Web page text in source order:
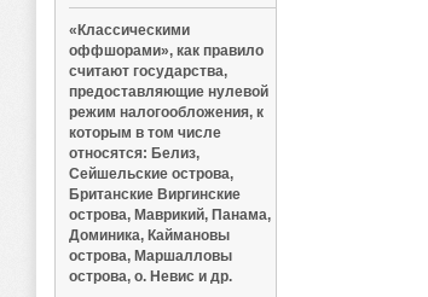
«Классическими
оффшорами», как правило
считают государства,
предоставляющие нулевой
режим налогообложения, к
которым в том числе
относятся: Белиз,
Сейшельские острова,
Британские Виргинские
острова, Маврикий, Панама,
Доминика, Каймановы
острова, Маршалловы
острова, о. Невис и др.